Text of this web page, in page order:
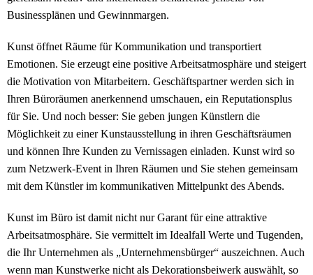
Businessplänen und Gewinnmargen.
Kunst öffnet Räume für Kommunikation und transportiert
Emotionen. Sie erzeugt eine positive Arbeitsatmosphäre und steigert
die Motivation von Mitarbeitern. Geschäftspartner werden sich in
Ihren Büroräumen anerkennend umschauen, ein Reputationsplus
für Sie. Und noch besser: Sie geben jungen Künstlern die
Möglichkeit zu einer Kunstausstellung in ihren Geschäftsräumen
und können Ihre Kunden zu Vernissagen einladen. Kunst wird so
zum Netzwerk-Event in Ihren Räumen und Sie stehen gemeinsam
mit dem Künstler im kommunikativen Mittelpunkt des Abends.
Kunst im Büro ist damit nicht nur Garant für eine attraktive
Arbeitsatmosphäre. Sie vermittelt im Idealfall Werte und Tugenden,
die Ihr Unternehmen als „Unternehmensbürger“ auszeichnen. Auch
wenn man Kunstwerke nicht als Dekorationsbeiwerk auswählt, so